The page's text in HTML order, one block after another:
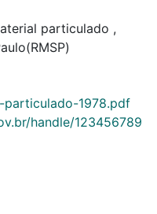
particulado ,
particulado-1978.pdf
handle/123456789